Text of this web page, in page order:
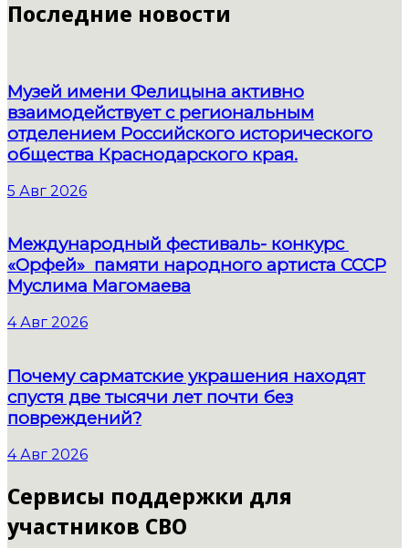
Последние новости
Музей имени Фелицына активно
взаимодействует с региональным
отделением Российского исторического
общества Краснодарского края.
5 Авг 2026
Международный фестиваль- конкурс
«Орфей» памяти народного артиста СССР
Муслима Магомаева
4 Авг 2026
Почему сарматские украшения находят
спустя две тысячи лет почти без
повреждений?
4 Авг 2026
Сервисы поддержки для
участников СВО